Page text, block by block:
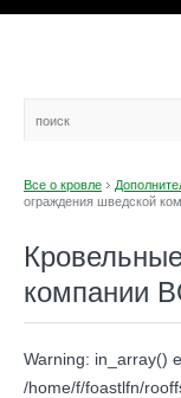
Все о кровле
ограждения шведской
компании
Warning: in_array()
/home/f/foastlfn/